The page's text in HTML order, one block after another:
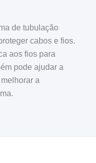
de tubulação
cabos e fios.
aos fios para
pode ajudar a
a